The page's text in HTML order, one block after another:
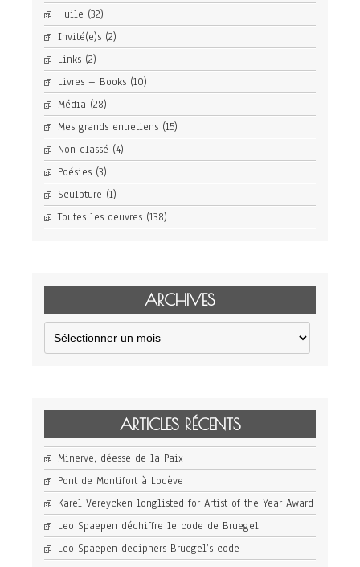
Huile (32)
Invité(e)s (2)
Links (2)
Livres – Books (10)
Média (28)
Mes grands entretiens (15)
Non classé (4)
Poésies (3)
Sculpture (1)
Toutes les oeuvres (138)
ARCHIVES
Archives
ARTICLES RÉCENTS
Minerve, déesse de la Paix
Pont de Montifort à Lodève
Karel Vereycken longlisted for Artist of the Year Award
Leo Spaepen déchiffre le code de Bruegel
Leo Spaepen deciphers Bruegel’s code